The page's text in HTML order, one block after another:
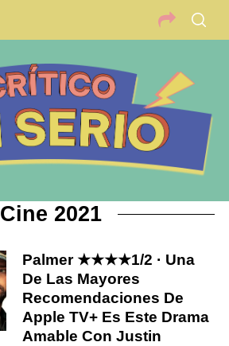
Cine 2021
Palmer ★★★★1/2 · Una
De Las Mayores
Recomendaciones De
Apple TV+ Es Este Drama
Amable Con Justin